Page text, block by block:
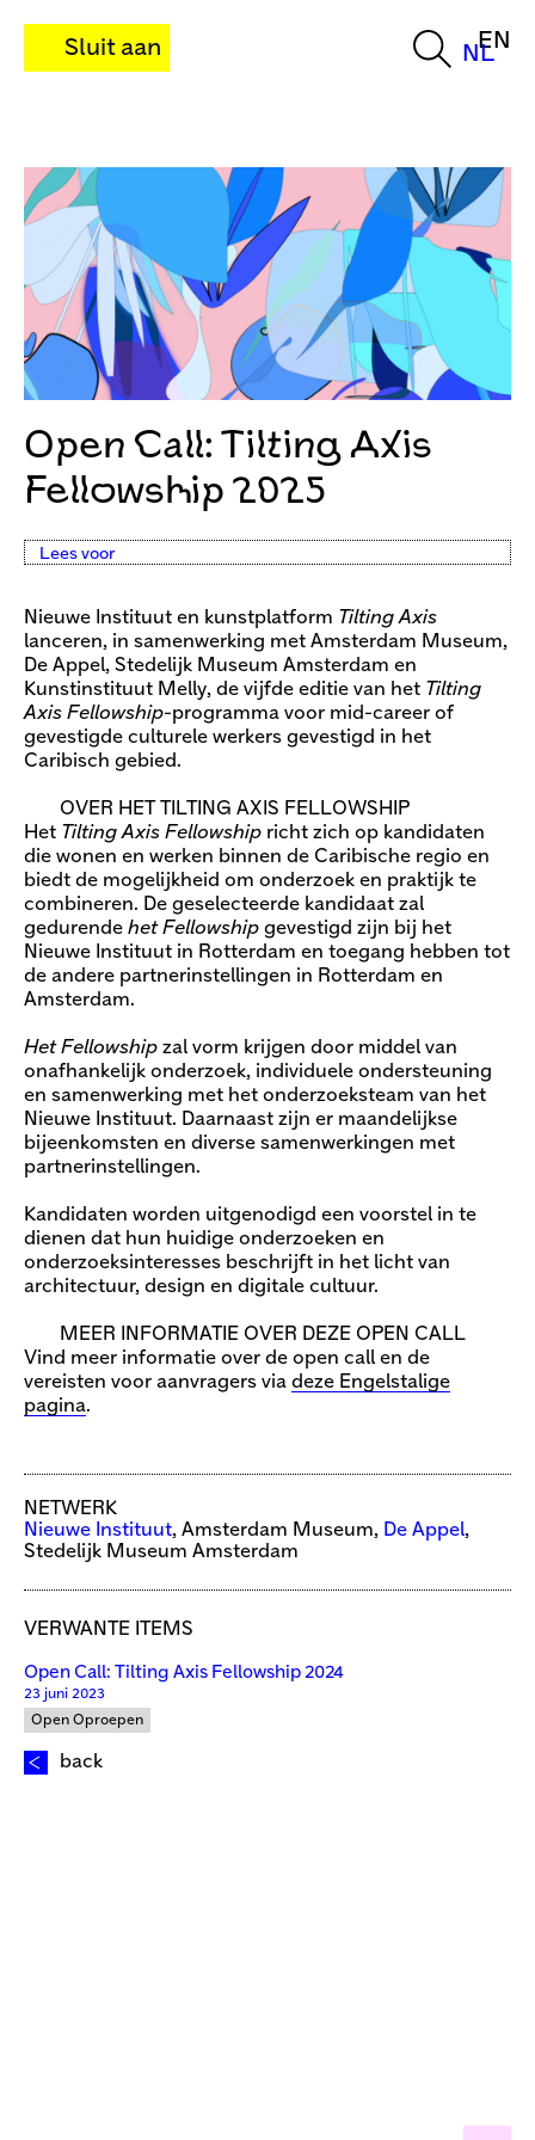
Sluit aan NL
EN
Open Call: Tilting Axis
Fellowship 2025
Lees voor
Nieuwe Instituut en kunstplatform Tilting Axis
lanceren, in samenwerking met Amsterdam Museum,
De Appel, Stedelijk Museum Amsterdam en
Kunstinstituut Melly, de vijfde editie van het Tilting
Axis Fellowship-programma voor mid-career of
gevestigde culturele werkers gevestigd in het
Caribisch gebied.
OVER HET TILTING AXIS FELLOWSHIP
Het Tilting Axis Fellowship richt zich op kandidaten
die wonen en werken binnen de Caribische regio en
biedt de mogelijkheid om onderzoek en praktijk te
combineren. De geselecteerde kandidaat zal
gedurende het Fellowship gevestigd zijn bij het
Nieuwe Instituut in Rotterdam en toegang hebben tot
de andere partnerinstellingen in Rotterdam en
Amsterdam.
Het Fellowship zal vorm krijgen door middel van
onafhankelijk onderzoek, individuele ondersteuning
en samenwerking met het onderzoeksteam van het
Nieuwe Instituut. Daarnaast zijn er maandelijkse
bijeenkomsten en diverse samenwerkingen met
partnerinstellingen.
Kandidaten worden uitgenodigd een voorstel in te
dienen dat hun huidige onderzoeken en
onderzoeksinteresses beschrijft in het licht van
architectuur, design en digitale cultuur.
MEER INFORMATIE OVER DEZE OPEN CALL
Vind meer informatie over de open call en de
vereisten voor aanvragers via deze Engelstalige
pagina.
NETWERK
Nieuwe Instituut, Amsterdam Museum, De Appel,
Stedelijk Museum Amsterdam
VERWANTE ITEMS
Open Call: Tilting Axis Fellowship 2024
23 juni 2023
Open Oproepen
back